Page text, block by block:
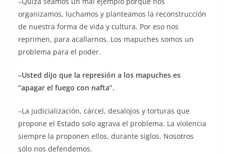
organizamos, luchamos y planteamos la reconstrucción
de nuestra forma de vida y cultura. Por eso nos
reprimen, para acallarnos. Los mapuches somos un
problema para el poder.
–Usted dijo que la represión a los mapuches es
“apagar el fuego con nafta”.
–La judicialización, cárcel, desalojos y torturas que
propone el Estado solo agrava el problema. La violencia
siempre la proponen ellos, durante siglos. Nosotros
sólo nos defendemos.